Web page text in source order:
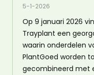
5-1-2026
Op 9 januari 2026
Trayplant een
waarin onderdelen
PlantGoed worden
gecombineerd met